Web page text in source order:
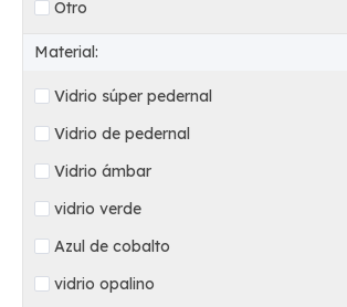
Otro
Material:
Vidrio súper pedernal
Vidrio de pedernal
Vidrio ámbar
vidrio verde
Azul de cobalto
vidrio opalino